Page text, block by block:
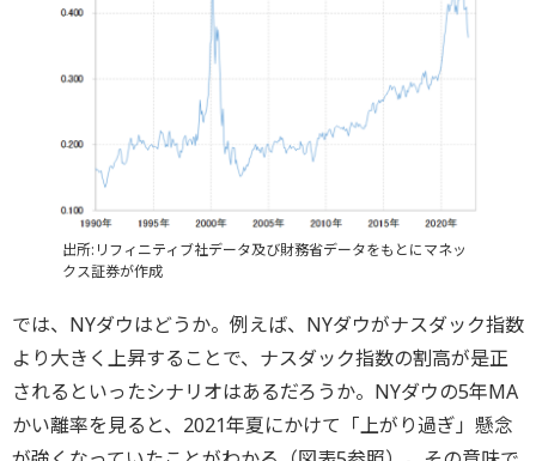
出所:リフィニティブ社データ及び財務省データをもとにマネッ
クス証券が作成
では、NYダウはどうか。例えば、NYダウがナスダック指数
より大きく上昇することで、ナスダック指数の割高が是正
されるといったシナリオはあるだろうか。NYダウの5年MA
かい離率を見ると、2021年夏にかけて「上がり過ぎ」懸念